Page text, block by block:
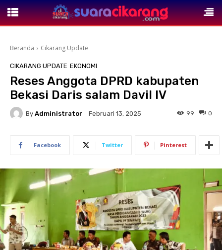
Beranda Cikarang Update
CIKARANG UPDATE EKONOMI
Reses Anggota DPRD kabupaten
Bekasi Daris salam Davil lV
By Administrator Februari 13, 2025 0
99
Facebook Twitter Pinterest